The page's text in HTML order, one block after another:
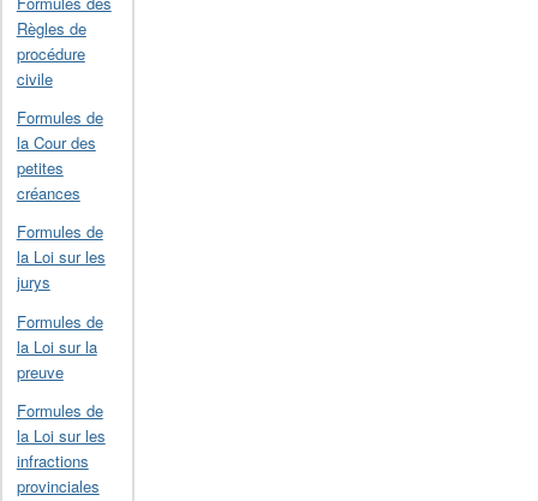
Règles de
procédure
civile
Formules de
la Cour des
petites
créances
Formules de
la Loi sur les
jurys
Formules de
la Loi sur la
preuve
Formules de
la Loi sur les
infractions
provinciales